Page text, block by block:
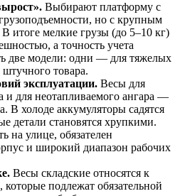
Выбирают платформу с
но с крупным
итоге мелкие грузы (до 5–10 кг)
а точность учета
две модели: одни — для тяжелых
товара.
эксплуатации. Весы для
и для неотапливаемого ангара —
В холоде аккумуляторы садятся
детали становятся хрупкими.
на улице, обязателен
и широкий диапазон рабочих
Весы складские относятся к
которые подлежат обязательной